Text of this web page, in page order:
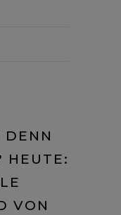
HEUTE:
VON